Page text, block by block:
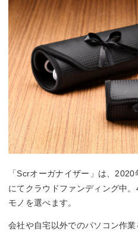
「Scrオーガナイザー」は、
にてクラウドファンディング中
モノを選べます。
会社や自宅以外でのパソコン作